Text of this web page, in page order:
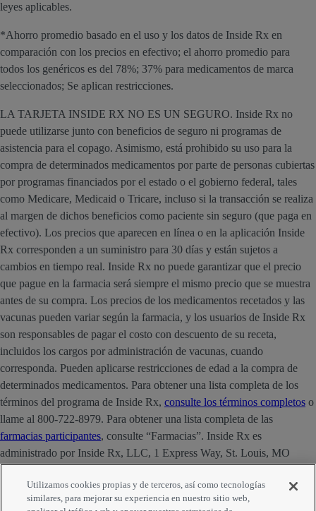
leyes aplicables.
*Ahorro promedio basado en el uso y los datos de Inside Rx en
comparación con los precios en efectivo; el ahorro promedio para
todos los genéricos es del 78%; 37% para medicamentos de marca
seleccionados; Se aplican restricciones.
LA TARJETA INSIDE RX NO ES UN SEGURO. Inside Rx no
puede utilizarse junto con beneficios de seguro ni programas de
asistencia para el copago. Asimismo, está prohibido su uso para la
compra de determinados medicamentos por parte de personas cubiertas
por programas financiados por el estado o el gobierno federal, tales
como Medicare, Medicaid o Tricare, incluso si la transacción se realiza
al margen de dichos beneficios como paciente sin seguro (que paga en
efectivo). Los precios que aparecen en línea o en la aplicación Inside
Rx corresponden a un suministro para 30 días y están sujetos a
cambios en tiempo real. Inside Rx no puede garantizar que el precio
que pague en la farmacia será siempre el mismo precio que se muestra
antes de su compra. Los precios de los medicamentos recetados y las
vacunas pueden variar según la farmacia, y los usuarios de Inside Rx
son responsables de pagar el costo con descuento de su receta,
incluidos los cargos por administración de vacunas, cuando
corresponda. Pueden aplicarse restricciones de edad a la compra de
determinados medicamentos. Para obtener una lista completa de los
términos del programa de Inside Rx, consulte los términos completos o
llame al 800-722-8979. Para obtener una lista completa de las
farmacias participantes, consulte “Farmacias”. Inside Rx es
administrado por Inside Rx, LLC, 1 Express Way, St. Louis, MO
Strategic Development, Inc.
Utilizamos cookies propias y de terceros, así como tecnologías
similares, para mejorar su experiencia en nuestro sitio web,